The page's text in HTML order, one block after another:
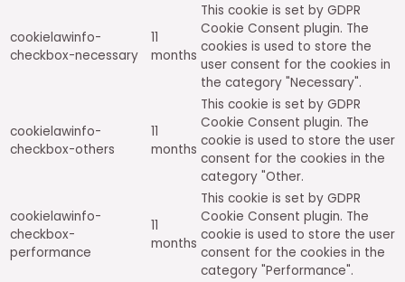
cookielawinfo-
checkbox-necessary
11
months
This cookie is set by GDPR
Cookie Consent plugin. The
cookies is used to store the
user consent for the cookies in
the category "Necessary".
cookielawinfo-
checkbox-others
11
months
This cookie is set by GDPR
Cookie Consent plugin. The
cookie is used to store the user
consent for the cookies in the
category "Other.
cookielawinfo-
checkbox-
performance
11
months
This cookie is set by GDPR
Cookie Consent plugin. The
cookie is used to store the user
consent for the cookies in the
category "Performance".